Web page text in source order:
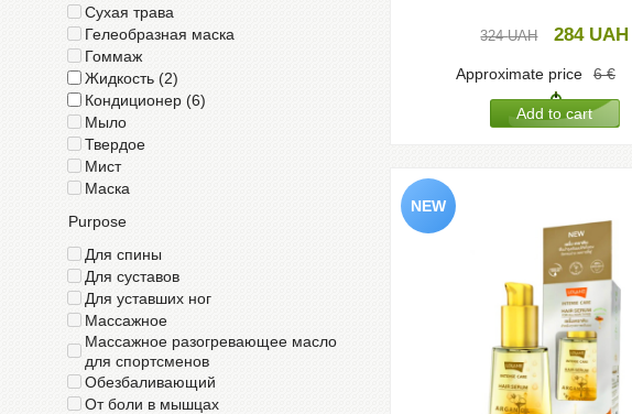
Сухая трава
Гелеобразная маска
Гоммаж
Жидкость (2)
Кондиционер (6)
Мыло
Твердое
Мист
Маска
Purpose
Для спины
Для суставов
Для уставших ног
Массажное
Массажное разогревающее масло
для спортсменов
Обезбаливающий
От боли в мышцах
324UAH 284 UAH
Approximate price 6€